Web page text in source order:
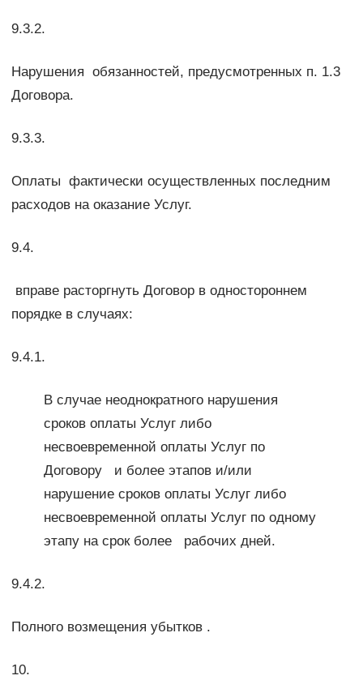
9.3.2.
Нарушения обязанностей, предусмотренных п. 1.3
Договора.
9.3.3.
Оплаты фактически осуществленных последним
расходов на оказание Услуг.
9.4.
вправе расторгнуть Договор в одностороннем
порядке в случаях:
9.4.1.
В случае неоднократного нарушения
сроков оплаты Услуг либо
несвоевременной оплаты Услуг по
Договору и более этапов и/или
нарушение сроков оплаты Услуг либо
несвоевременной оплаты Услуг по одному
этапу на срок более рабочих дней.
9.4.2.
Полного возмещения убытков .
10.